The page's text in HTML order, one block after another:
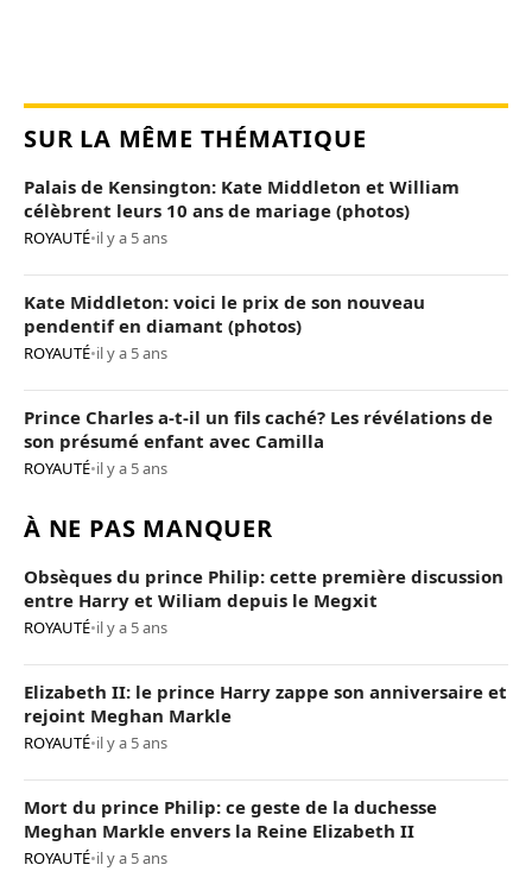
SUR LA MÊME THÉMATIQUE
Palais de Kensington: Kate Middleton et William
célèbrent leurs 10 ans de mariage (photos)
ROYAUTÉ•il y a 5 ans
Kate Middleton: voici le prix de son nouveau
pendentif en diamant (photos)
ROYAUTÉ•il y a 5 ans
Prince Charles a-t-il un fils caché? Les révélations de
son présumé enfant avec Camilla
ROYAUTÉ•il y a 5 ans
À NE PAS MANQUER
Obsèques du prince Philip: cette première discussion
entre Harry et Wiliam depuis le Megxit
ROYAUTÉ•il y a 5 ans
Elizabeth II: le prince Harry zappe son anniversaire et
rejoint Meghan Markle
ROYAUTÉ•il y a 5 ans
Mort du prince Philip: ce geste de la duchesse
Meghan Markle envers la Reine Elizabeth II
ROYAUTÉ•il y a 5 ans